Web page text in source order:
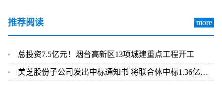
推荐阅读 more
总投资7.5亿元！烟台高新区13项城建重点工程开工
美芝股份子公司发出中标通知书 将联合体中标1.36亿元总承包项目